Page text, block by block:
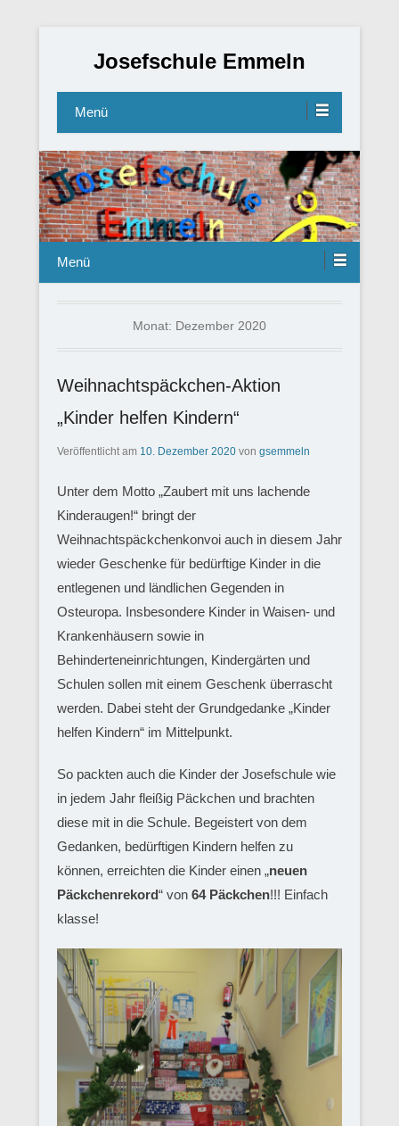
Josefschule Emmeln
Menü
Menü
Monat: Dezember 2020
Weihnachtspäckchen-Aktion
„Kinder helfen Kindern“
Veröffentlicht am 10. Dezember 2020 von gsemmeln
Unter dem Motto „Zaubert mit uns lachende
Kinderaugen!“ bringt der
Weihnachtspäckchenkonvoi auch in diesem Jahr
wieder Geschenke für bedürftige Kinder in die
entlegenen und ländlichen Gegenden in
Osteuropa. Insbesondere Kinder in Waisen- und
Krankenhäusern sowie in
Behinderteneinrichtungen, Kindergärten und
Schulen sollen mit einem Geschenk überrascht
werden. Dabei steht der Grundgedanke „Kinder
helfen Kindern“ im Mittelpunkt.
So packten auch die Kinder der Josefschule wie
in jedem Jahr fleißig Päckchen und brachten
diese mit in die Schule. Begeistert von dem
Gedanken, bedürftigen Kindern helfen zu
können, erreichten die Kinder einen „neuen
Päckchenrekord“ von 64 Päckchen!!! Einfach
klasse!